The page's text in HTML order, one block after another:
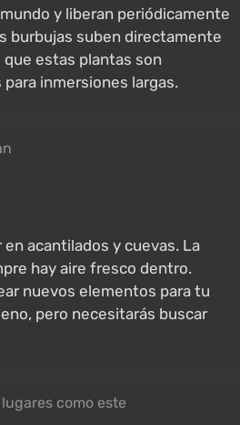
y liberan periódicamente
burbujas suben directamente
estas plantas son
inmersiones largas.
acantilados y cuevas. La
hay aire fresco dentro.
nuevos elementos para tu
pero necesitarás buscar
como este